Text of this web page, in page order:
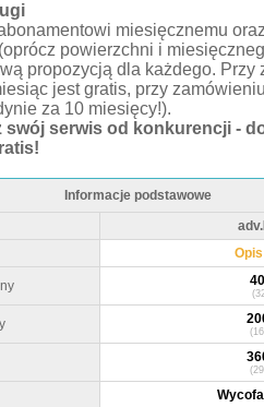
miesięcznemu
powierzchni i
propozycją dla każdego. Przy
jest gratis, przy
za 10 miesięcy!).
swój serwis od konkurencji -
Informacje podstawowe
adv.